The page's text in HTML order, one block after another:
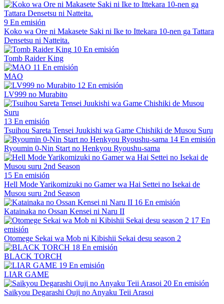
9 En emisión
Koko wa Ore ni Makasete Saki ni Ike to Ittekara 10-nen ga Tattara
Densetsu ni Natteita.
10 En emisión
Tomb Raider King
11 En emisión
MAO
12 En emisión
LV999 no Murabito
13 En emisión
Tsuihou Sareta Tensei Juukishi wa Game Chishiki de Musou Suru
14 En emisión
Ryoumin 0-Nin Start no Henkyou Ryoushu-sama
15 En emisión
Hell Mode Yarikomizuki no Gamer wa Hai Settei no Isekai de
Musou suru 2nd Season
16 En emisión
Katainaka no Ossan Kensei ni Naru II
17 En
emisión
Otomege Sekai wa Mob ni Kibishii Sekai desu season 2
18 En emisión
BLACK TORCH
19 En emisión
LIAR GAME
20 En emisión
Saikyou Degarashi Ouji no Anyaku Teii Arasoi